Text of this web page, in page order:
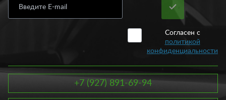
Согласен с
политикой
конфиденциальности
+7 (927) 891-69-94